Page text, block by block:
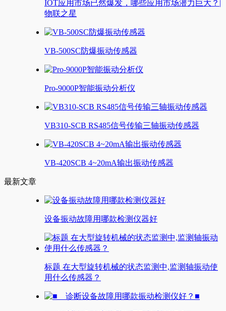
IOT应用市场已然爆发，哪些应用市场潜力巨大？|
物联之星
VB-500SC防爆振动传感器
Pro-9000P智能振动分析仪
VB310-SCB RS485信号传输三轴振动传感器
VB-420SCB 4~20mA输出振动传感器
最新文章
设备振动故障用哪款检测仪器好
标题 在大型旋转机械的状态监测中,监测轴振动使
用什么传感器？